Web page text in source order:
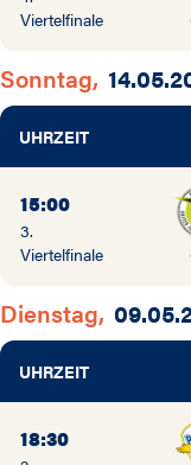
Viertelfinale
Sonntag,
UHRZEIT
15:00
3.
Viertelfinale
Dienstag,
UHRZEIT
18:30